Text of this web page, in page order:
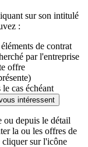
sur son intitulé
:
de contrat
par l'entreprise
offre
cas échéant
intéressent
ou depuis le détail
la ou les offres de
sur l'icône